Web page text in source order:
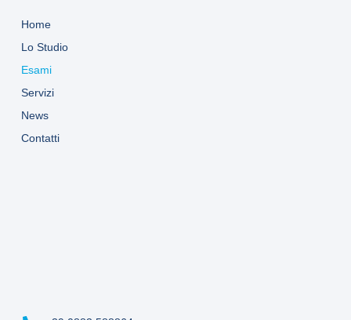
Home
Lo Studio
Esami
Servizi
News
Contatti